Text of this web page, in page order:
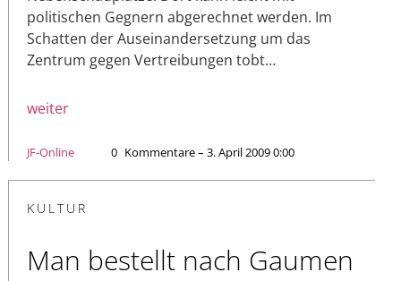
politischen Gegnern abgerechnet werden. Im
Schatten der Auseinandersetzung um das
Zentrum gegen Vertreibungen tobt…
weiter
JF-Online 0 Kommentare – 3. April 2009 0:00
KULTUR
Man bestellt nach Gaumen